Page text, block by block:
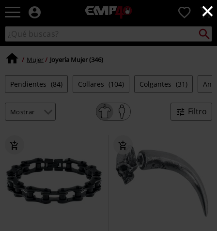
×
EMP
Música,
TV
Merch
-
Alternativa
0
Buscar
en
catálogo
Buscar
Mujer Joyería Mujer (346)
Pendientes (84) Collares (104) Colgantes (31)
Filtro